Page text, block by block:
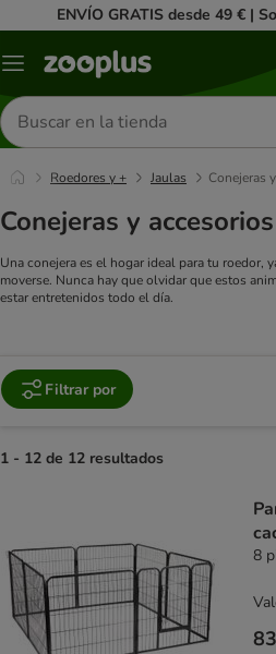
ENVÍO GRATIS desde 49 € |
Menú
Buscar
productos
Roedores y + Jaulas Conejeras
Conejeras y accesorios
Una conejera es el hogar ideal para tu roedor,
moverse. Nunca hay que olvidar que estos
estar entretenidos todo el día.
Filtrar por
1 - 12 de 12 resultados
8